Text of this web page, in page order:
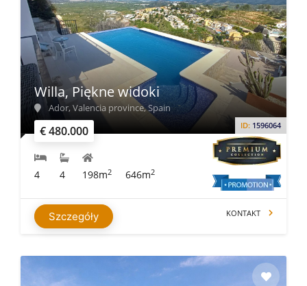
€ 480.000 ID: 1596064
Willa, Piękne widoki
Ador, Valencia province, Spain
4 4 198m2 646m2
Szczegóły KONTAKT